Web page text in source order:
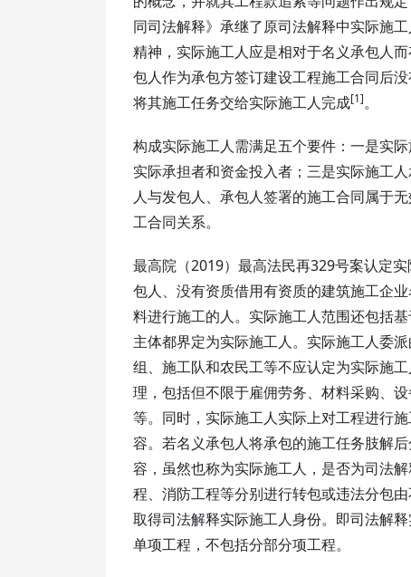
同司法解释》承继了原司法解释中实际施
精神，实际施工人应是相对于名义承包人
包人作为承包方签订建设工程施工合同后
将其施工任务交给实际施工人完成[1]。
构成实际施工人需满足五个要件：一是实
实际承担者和资金投入者；三是实际施工
人与发包人、承包人签署的施工合同属于
工合同关系。
最高院（2019）最高法民再329号案认定
包人、没有资质借用有资质的建筑施工企
料进行施工的人。实际施工人范围还包括
主体都界定为实际施工人。实际施工人委
组、施工队和农民工等不应认定为实际施
理，包括但不限于雇佣劳务、材料采购、
等。同时，实际施工人实际上对工程进行
容。若名义承包人将承包的施工任务肢解
容，虽然也称为实际施工人，是否为司法
程、消防工程等分别进行转包或违法分包
取得司法解释实际施工人身份。即司法解
单项工程，不包括分部分项工程。